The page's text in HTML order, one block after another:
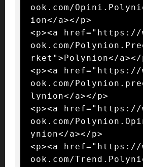
ook.com/
ion</a></p>
<p><a href="https://
ook.com/
rket">Polynion</a></
<p><a href="https://
ook.com/
lynion</a></p>
<p><a href="https://
ook.com/
ynion</a></p>
<p><a href="https://
ook.com/